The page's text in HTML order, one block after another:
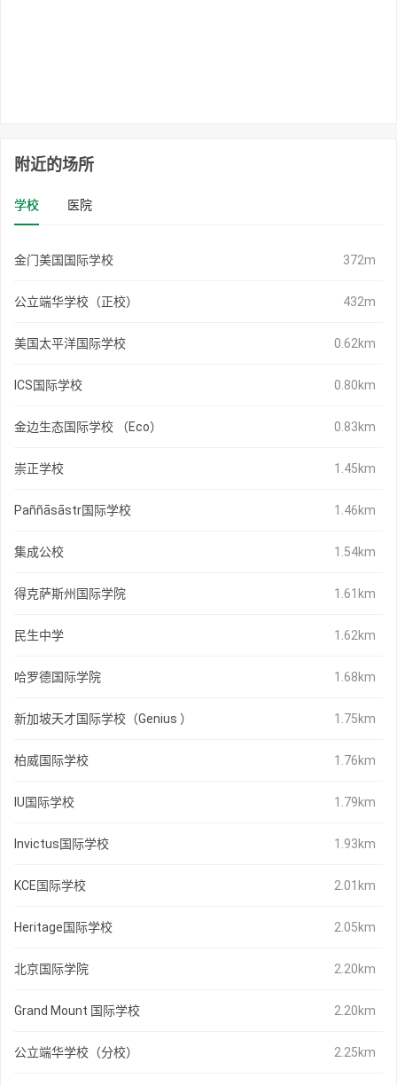
附近的场所
学校 医院
金门美国国际学校 372m
公立端华学校（正校） 432m
美国太平洋国际学校 0.62km
ICS国际学校 0.80km
金边生态国际学校 （Eco） 0.83km
崇正学校 1.45km
Paññāsāstr国际学校 1.46km
集成公校 1.54km
得克萨斯州国际学院 1.61km
民生中学 1.62km
哈罗德国际学院 1.68km
新加坡天才国际学校（Genius ） 1.75km
柏威国际学校 1.76km
IU国际学校 1.79km
Invictus国际学校 1.93km
KCE国际学校 2.01km
Heritage国际学校 2.05km
北京国际学院 2.20km
Grand Mount 国际学校 2.20km
公立端华学校（分校） 2.25km